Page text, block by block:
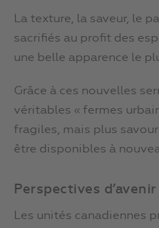
La texture, la saveur, le
sacrifiés au profit des
une belle apparence le
Grâce à ces nouvelles
véritables « fermes
fragiles, mais plus
être disponibles à
Perspectives d’avenir
Les unités canadiennes